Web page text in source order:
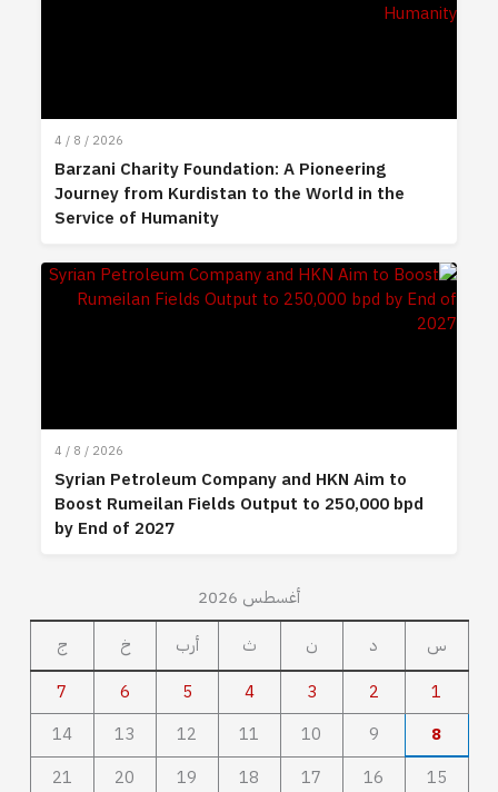
4 / 8 / 2026
Barzani Charity Foundation: A Pioneering
Journey from Kurdistan to the World in the
Service of Humanity
4 / 8 / 2026
Syrian Petroleum Company and HKN Aim to
Boost Rumeilan Fields Output to 250,000 bpd
by End of 2027
أغسطس 2026
س
د ن ث أرب خ
ج
1
2
3
4
5
6
7
8
9
10
11
12
13
14
15
16
17
18
19
20
21